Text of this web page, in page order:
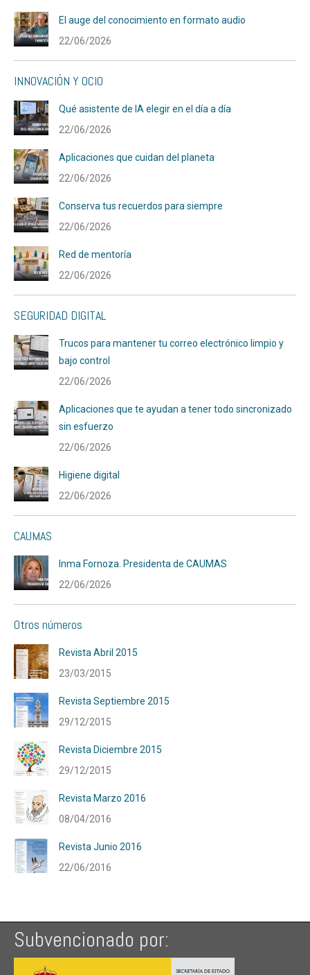
El auge del conocimiento en formato audio
22/06/2026
INNOVACIÓN Y OCIO
Qué asistente de IA elegir en el día a día
22/06/2026
Aplicaciones que cuidan del planeta
22/06/2026
Conserva tus recuerdos para siempre
22/06/2026
Red de mentoría
22/06/2026
SEGURIDAD DIGITAL
Trucos para mantener tu correo electrónico limpio y
bajo control
22/06/2026
Aplicaciones que te ayudan a tener todo sincronizado
sin esfuerzo
22/06/2026
Higiene digital
22/06/2026
CAUMAS
Inma Fornoza. Presidenta de CAUMAS
22/06/2026
Otros números
Revista Abril 2015
23/03/2015
Revista Septiembre 2015
29/12/2015
Revista Diciembre 2015
29/12/2015
Revista Marzo 2016
08/04/2016
Revista Junio 2016
22/06/2016
Subvencionado por: